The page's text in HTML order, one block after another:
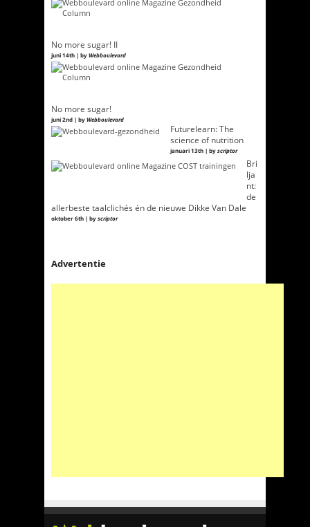
No more sugar! II
juni 14th | byWebboulevard
No more sugar!
juni 2nd | byWebboulevard
Futurelearn: The
science of nutrition
januari 13th | byscriptor
Bri
lja
nt:
de
allerbeste taalclichés én de nieuwe Dikke Van Dale
oktober 6th | byscriptor
Advertentie